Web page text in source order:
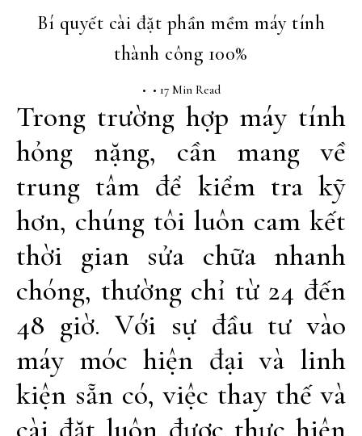
Bí quyết cài đặt phần mềm máy tính
thành công 100%
• • 17 Min Read
Trong trường hợp máy tính
hỏng nặng, cần mang về
trung tâm để kiểm tra kỹ
hơn, chúng tôi luôn cam kết
thời gian sửa chữa nhanh
chóng, thường chỉ từ 24 đến
48 giờ. Với sự đầu tư vào
máy móc hiện đại và linh
kiện sẵn có, việc thay thế và
cài đặt luôn được thực hiện